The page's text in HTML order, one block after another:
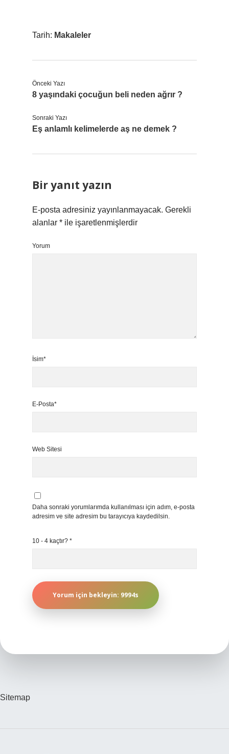
Tarih: Makaleler
Önceki Yazı
8 yaşındaki çocuğun beli neden ağrır ?
Sonraki Yazı
Eş anlamlı kelimelerde aş ne demek ?
Bir yanıt yazın
E-posta adresiniz yayınlanmayacak. Gerekli
alanlar * ile işaretlenmişlerdir
Yorum
İsim*
E-Posta*
Web Sitesi
Daha sonraki yorumlarımda kullanılması için adım, e-posta
adresim ve site adresim bu tarayıcıya kaydedilsin.
10 - 4 kaçtır? *
Sitemap